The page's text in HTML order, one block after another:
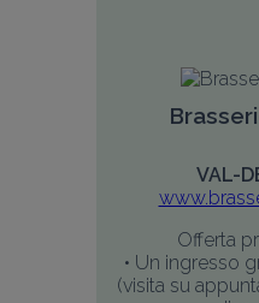
VAL-
Offerta
• Un ingresso